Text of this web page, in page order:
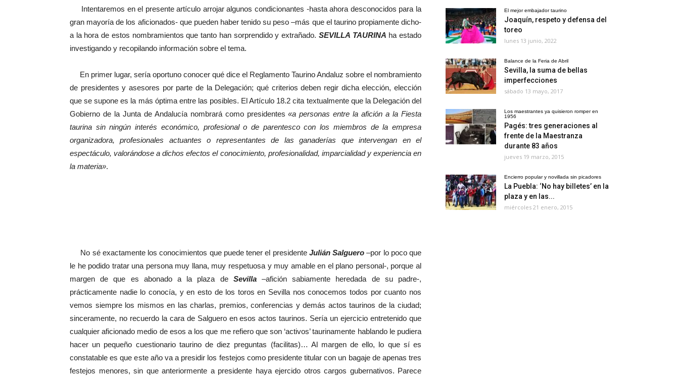
Intentaremos en el presente artículo arrojar algunos condicionantes -hasta ahora desconocidos para la
gran mayoría de los aficionados- que pueden haber tenido su peso –más que el taurino propiamente dicho-
a la hora de estos nombramientos que tanto han sorprendido y extrañado. SEVILLA TAURINA ha estado
investigando y recopilando información sobre el tema.
En primer lugar, sería oportuno conocer qué dice el Reglamento Taurino Andaluz sobre el nombramiento
de presidentes y asesores por parte de la Delegación; qué criterios deben regir dicha elección, elección
que se supone es la más óptima entre las posibles. El Artículo 18.2 cita textualmente que la Delegación del
Gobierno de la Junta de Andalucía nombrará como presidentes«a personas entre la afición a la Fiesta
taurina sin ningún interés económico, profesional o de parentesco con los miembros de la empresa
organizadora, profesionales actuantes o representantes de las ganaderías que intervengan en el
espectáculo, valorándose a dichos efectos el conocimiento, profesionalidad, imparcialidad y experiencia en
la materia».
No sé exactamente los conocimientos que puede tener el presidente Julián Salguero –por lo poco que
le he podido tratar una persona muy llana, muy respetuosa y muy amable en el plano personal-, porque al
margen de que es abonado a la plaza de Sevilla–afición sabiamente heredada de su padre-,
prácticamente nadie lo conocía, y en esto de los toros en Sevilla nos conocemos todos por cuanto nos
vemos siempre los mismos en las charlas, premios, conferencias y demás actos taurinos de la ciudad;
sinceramente, no recuerdo la cara de Salguero en esos actos taurinos. Sería un ejercicio entretenido que
cualquier aficionado medio de esos a los que me refiero que son ‘activos’ taurinamente hablando le pudiera
hacer un pequeño cuestionario taurino de diez preguntas (facilitas)… Al margen de ello, lo que sí es
constatable es que este año va a presidir los festejos como presidente titular con un bagaje de apenas tres
festejos menores, sin que anteriormente a presidente haya ejercido otros cargos gubernativos. Parece
El mejor embajador taurino
Joaquín, respeto y defensa del
toreo
lunes 13 junio, 2022
Balance de la Feria de Abril
Sevilla, la suma de bellas
imperfecciones
sábado 13 mayo, 2017
Los maestrantes ya quisieron romper en
1956
Pagés: tres generaciones al
frente de la Maestranza
durante 83 años
jueves 19 marzo, 2015
Encierro popular y novillada sin picadores
La Puebla: ‘No hay billetes’ en la
plaza y en las...
miércoles 21 enero, 2015